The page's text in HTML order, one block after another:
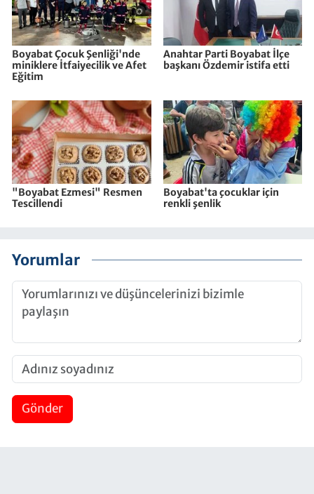
Boyabat Çocuk Şenliği'nde
miniklere İtfaiyecilik ve Afet
Eğitim
Anahtar Parti Boyabat İlçe
başkanı Özdemir istifa etti
"Boyabat Ezmesi" Resmen
Tescillendi
Boyabat'ta çocuklar için
renkli şenlik
Yorumlar
Gönder